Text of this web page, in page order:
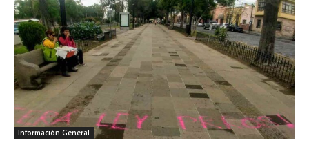
Información General